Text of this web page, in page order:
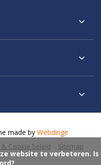
& Cookie beleid Sitemap
made by Webdinge